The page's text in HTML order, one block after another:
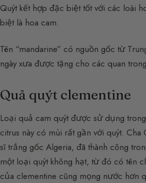
Quýt kết hợp đặc biệt tốt với các loài
biệt là hoa cam.
Tên “mandarine” có nguồn gốc từ
ngày xưa được tặng cho các quan
Quả quýt clementine
Loại quả cam quýt được sử dụng
citrus này có mùi rất gần với quýt. Cha
sĩ trắng gốc Algeria, đã thành công
một loại quýt không hạt, từ đó có tên
của clementine cũng mọng nước hơn